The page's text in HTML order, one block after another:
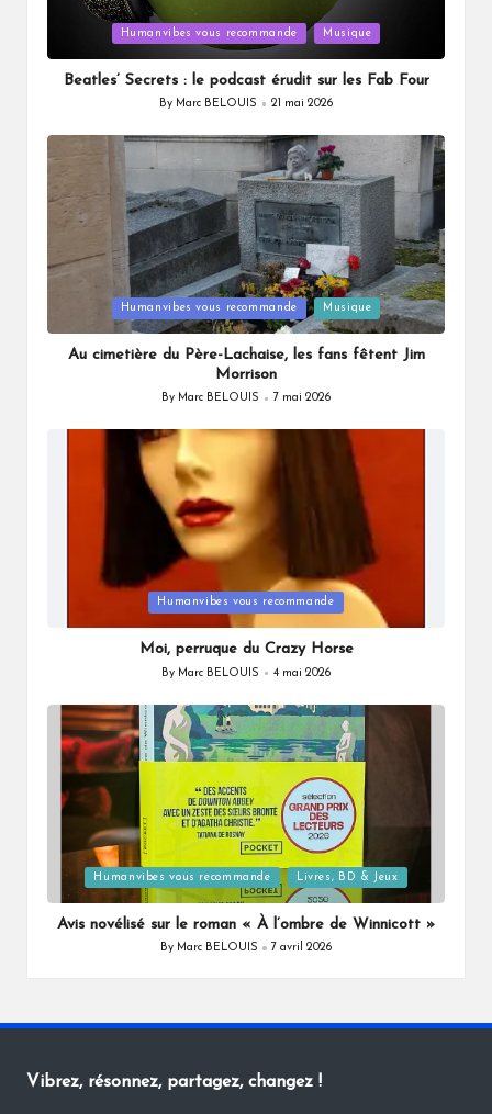
in
Humanvibes vous recommande Musique
Beatles’ Secrets : le podcast érudit sur les Fab Four
Posted
By Marc BELOUIS 21 mai 2026
in
Humanvibes vous recommande Musique
Au cimetière du Père-Lachaise, les fans fêtent Jim
Morrison
Posted
By Marc BELOUIS 7 mai 2026
in
Humanvibes vous recommande
Moi, perruque du Crazy Horse
Posted
By Marc BELOUIS 4 mai 2026
Posted
in
Humanvibes vous recommande Livres, BD & Jeux
Avis novélisé sur le roman « À l’ombre de Winnicott »
Posted
By Marc BELOUIS 7 avril 2026
Vibrez, résonnez, partagez, changez !